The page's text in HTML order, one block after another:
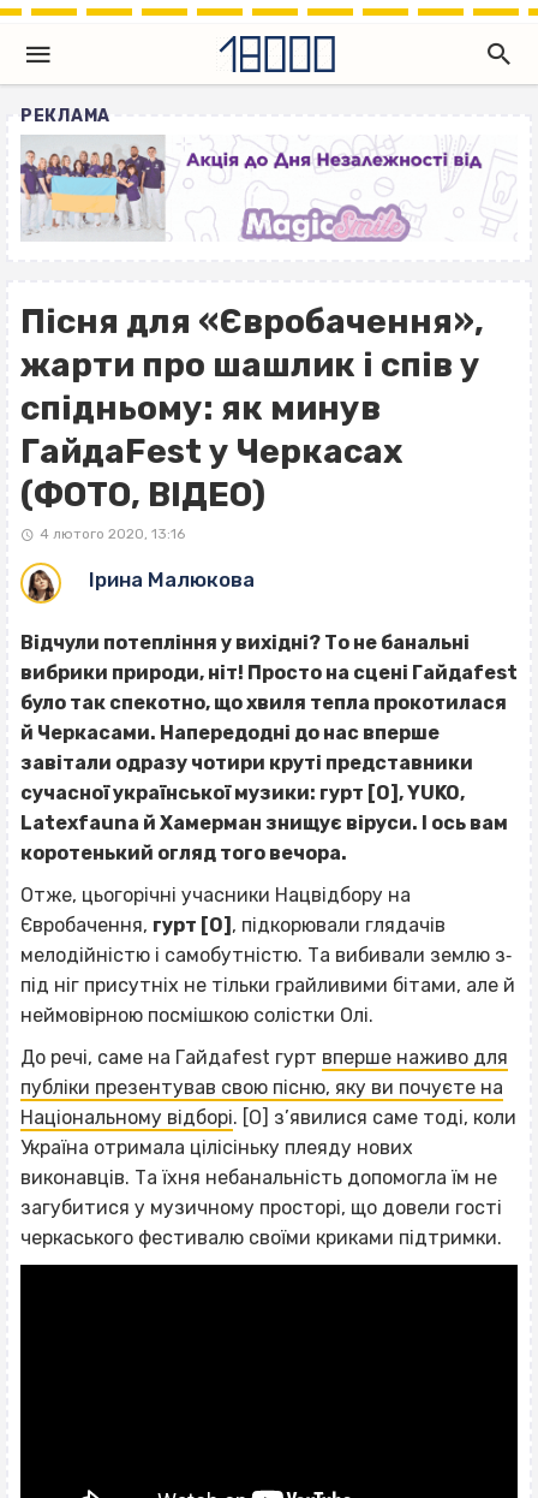
РЕКЛАМА
Пісня для «Євробачення»,
жарти про шашлик і спів у
спідньому: як минув
ГайдаFest у Черкасах
(ФОТО, ВІДЕО)
4 лютого 2020, 13:16
Ірина Малюкова
Відчули потепління у вихідні? То не банальні
вибрики природи, ніт! Просто на сцені Гайдаfest
було так спекотно, що хвиля тепла прокотилася
й Черкасами. Напередодні до нас вперше
завітали одразу чотири круті представники
сучасної української музики: гурт [О], YUKO,
Latexfauna й Хамерман знищує віруси. І ось вам
коротенький огляд того вечора.
Отже, цьогорічні учасники Нацвідбору на
Євробачення, гурт [О] , підкорювали глядачів
мелодійністю і самобутністю. Та вибивали землю з‐
під ніг присутніх не тільки грайливими бітами, але й
неймовірною посмішкою солістки Олі.
До речі, саме на Гайдаfest гурт вперше наживо для
публіки презентував свою пісню, яку ви почуєте на
Національному відборі. [О] з’явилися саме тоді, коли
Україна отримала цілісіньку плеяду нових
виконавців. Та їхня небанальність допомогла їм не
загубитися у музичному просторі, що довели гості
черкаського фестивалю своїми криками підтримки.